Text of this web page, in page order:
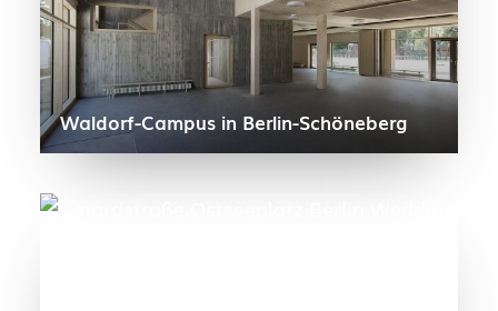
Waldorf-Campus in Berlin-Schöneberg